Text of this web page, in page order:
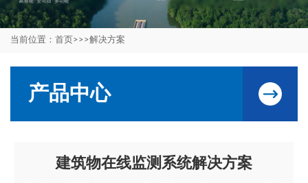
当前位置： 首页 >>>解决方案
产品中心
建筑物在线监测系统解决方案